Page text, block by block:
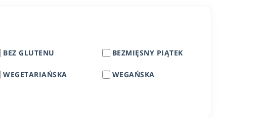
BEZ GLUTENU
WEGETARIAŃSKA
BEZMIĘSNY PIĄTEK
WEGAŃSKA